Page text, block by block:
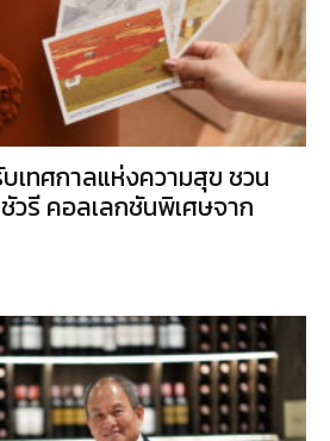
เทศกาลแห่งความสุข ชวน
วรี คอลเลกชันพิเศษจาก